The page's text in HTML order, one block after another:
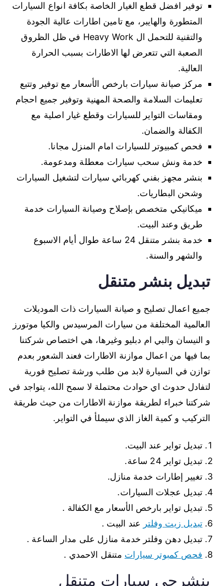
توفير افضل قطع الغيار الخاصة بكافة انواع السيارات
المتطورة والهايبر، مع تامين اطارات عالية الجودة
والتقنية للتحمل ال Heavy Work في ظل الظروق
الصعبة التي تتعرض لها الاطارات بسبب الحرارة
العالية.
مركز صيانة سيارات بارخص الأسعار مع توفير وتتبع
تعليمات السلامة والصحة المهنية وتوفير جميع احجام
ومقاسات التواير للسيارات وقطع غيار اصلية مع
الكفالة والضمان.
فحص كمبيوتر للسيارات امام المنزل مجانا.
خدمة ونش سحب سيارات معطلة ومدعومة.
بنشر مجهز بفني كهربائي سيارات لتشغيل السيارات
وشحن البطاريات.
ميكانيكي متخصص بإصلاح وصيانة السيارات خدمة
طريق وعند البيت.
خدمة بنشر متنقل 24 ساعة طوال أيام الاسبوع
والشهر والسنة.
تبديل بنشر متنقل
جميع اعمال تصليح و صيانة السيارات ذات الموديلات
العالمية المختلفة من سيارات المرسيدس والكيا موتورز
و النيسان والبي ام دبليو وغيرها، هي اختصاص شركتنا
بما فيها من اعمال موازنة الاطارات فعند الشعور بعدم
توازن في السيارة لابد من طلب ورشة تصليح فورية
لتفادل حدوث اي حوادث محتملة لا سمح الله، يتواجد في
شركتنا خبراء لطريقة موازنة الاطارات من حيث طريقة
التركيب و كمية الغاز الذي سيملأ في التواير.
تبديل تواير عند البيت.
تبديل تواير 24 ساعة.
تغيير إطارات خدمة منازل.
تبديل عجلات السيارات.
تبديل تواير بارخص الأسعار مع الكفالة .
تبديل زيت وفلتر عند البيت .
تبديل دهن وفلتر خدمة منازل على مدار الساعة .
فحص كمبوتر سيارات متنقل الاحمدي .
بنشرجي سيارات متنقل